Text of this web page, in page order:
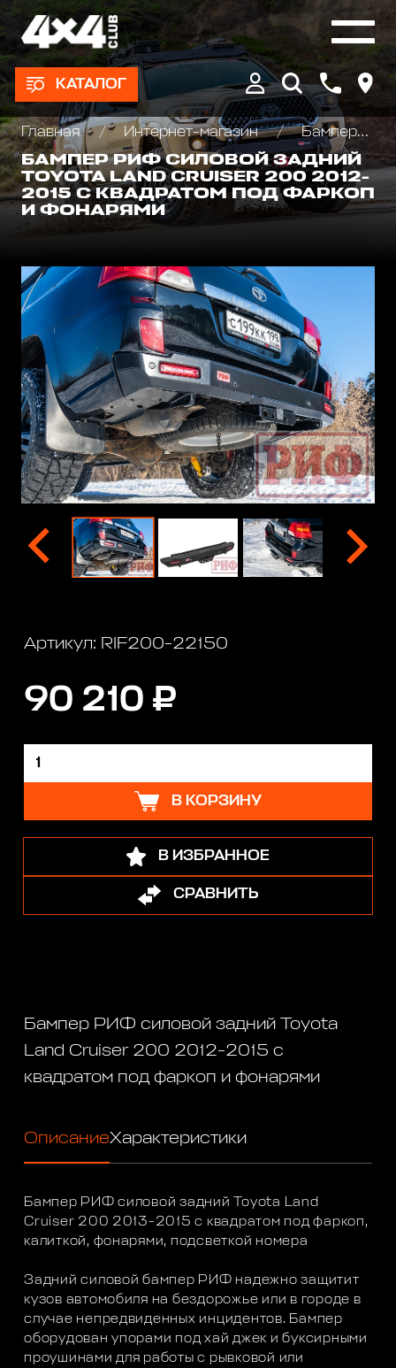
КАТАЛОГ
Главная Интернет-магазин
Бамперы и пороги силовые, площадки под лебедку
БАМПЕР РИФ СИЛОВОЙ ЗАДНИЙ
TOYOTA LAND CRUISER 200 2012-
2015 С КВАДРАТОМ ПОД ФАРКОП
И ФОНАРЯМИ
Артикул: RIF200-22150
90 210 ₽
В КОРЗИНУ
В ИЗБРАННОЕ
СРАВНИТЬ
Бампер РИФ силовой задний Toyota
Land Cruiser 200 2012-2015 с
квадратом под фаркоп и фонарями
ОписаниеХарактеристики
Бампер РИФ силовой задний Toyota Land
Cruiser 200 2013-2015 с квадратом под фаркоп,
калиткой, фонарями, подсветкой номера
Задний силовой бампер РИФ надежно защитит
кузов автомобиля на бездорожье или в городе в
случае непредвиденных инцидентов. Бампер
оборудован упорами под хай джек и буксирными
проушинами для работы с рывковой или